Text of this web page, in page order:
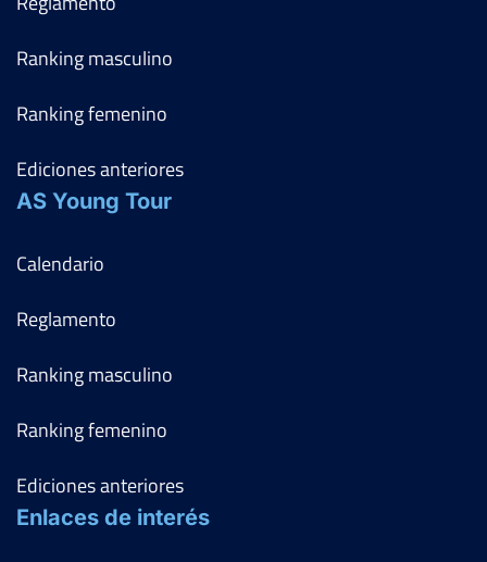
Ranking masculino
Ranking femenino
Ediciones anteriores
AS Young Tour
Calendario
Reglamento
Ranking masculino
Ranking femenino
Ediciones anteriores
Enlaces de interés